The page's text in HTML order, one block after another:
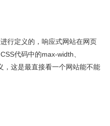
行定义的，响应式网站在网页
代码中的max-width、
，这是最直接看一个网站能不能